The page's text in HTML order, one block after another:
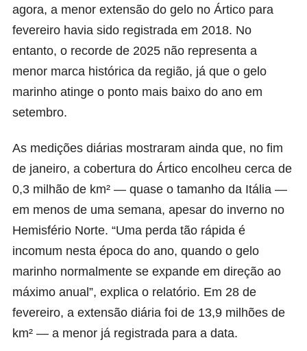
agora, a menor extensão do gelo no Ártico para
fevereiro havia sido registrada em 2018. No
entanto, o recorde de 2025 não representa a
menor marca histórica da região, já que o gelo
marinho atinge o ponto mais baixo do ano em
setembro.
As medições diárias mostraram ainda que, no fim
de janeiro, a cobertura do Ártico encolheu cerca de
0,3 milhão de km² — quase o tamanho da Itália —
em menos de uma semana, apesar do inverno no
Hemisfério Norte. “Uma perda tão rápida é
incomum nesta época do ano, quando o gelo
marinho normalmente se expande em direção ao
máximo anual”, explica o relatório. Em 28 de
fevereiro, a extensão diária foi de 13,9 milhões de
km² — a menor já registrada para a data.